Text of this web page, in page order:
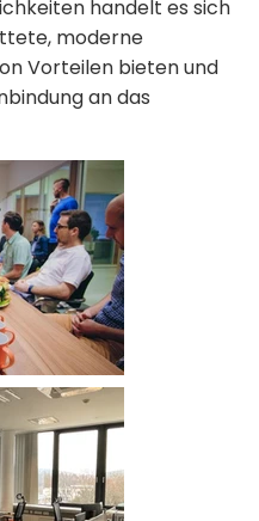
handelt es sich
moderne
Vorteilen bieten und
an das